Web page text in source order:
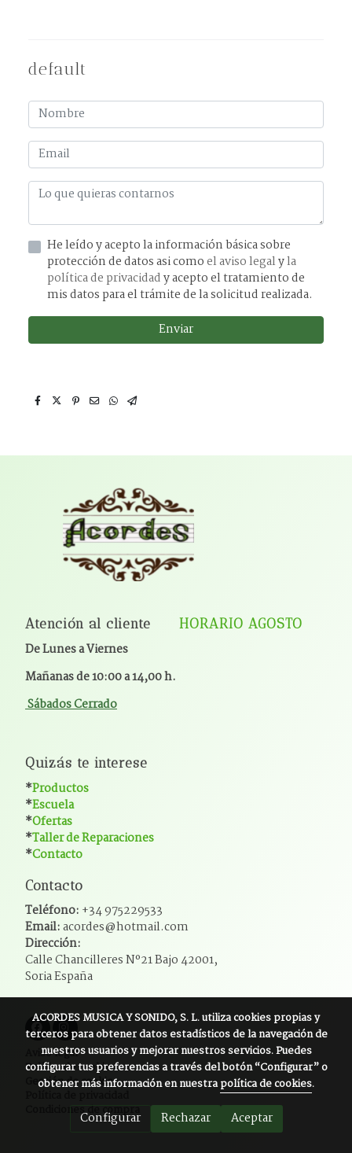
default
He leído y acepto la información básica sobre
protección de datos asi comoel aviso legalyla
política de privacidady acepto el tratamiento de
mis datos para el trámite de la solicitud realizada.
Enviar
Atención al cliente HORARIO AGOSTO
De Lunes a Viernes
Mañanas de 10:00 a 14,00 h.
Sábados Cerrado
Quizás te interese
*Productos
*Escuela
*Ofertas
*Taller de Reparaciones
*Contacto
Contacto
Teléfono: +34 975229533
Email:acordes@hotmail.com
Dirección:
Calle Chancilleres Nº21 Bajo 42001,
Soria España
Aviso legal
Política de cookies
Gestión de cookies
Condiciones de compra
ACORDES MUSICA Y SONIDO, S. L.utiliza cookies propias y
terceros para obtener datos estadísticos de la navegación de
nuestros usuarios y mejorar nuestros servicios. Puedes
configurar tus preferencias a través del botón “Configurar” o
obtener más información en nuestrapolítica de cookies.
Configurar Rechazar Aceptar